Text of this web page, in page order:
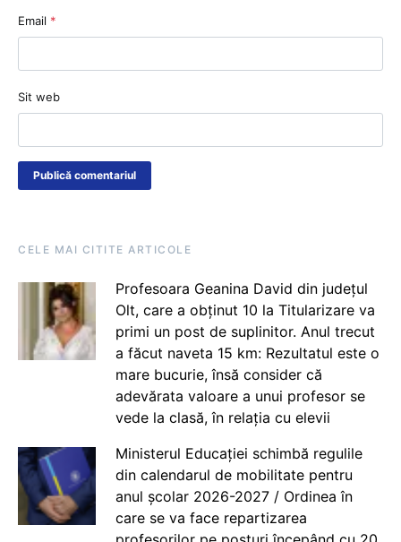
Email *
Sit web
CELE MAI CITITE ARTICOLE
Profesoara Geanina David din județul
Olt, care a obținut 10 la Titularizare va
primi un post de suplinitor. Anul trecut
a făcut naveta 15 km: Rezultatul este o
mare bucurie, însă consider că
adevărata valoare a unui profesor se
vede la clasă, în relația cu elevii
Ministerul Educației schimbă regulile
din calendarul de mobilitate pentru
anul școlar 2026-2027 / Ordinea în
care se va face repartizarea